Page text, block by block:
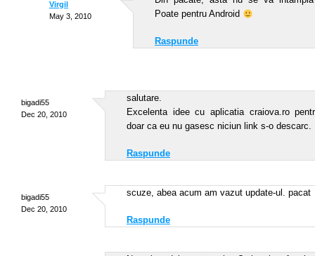
Virgil
May 3, 2010
Poate pentru Android
Raspunde
bigadi55
Dec 20, 2010
salutare.
Excelenta idee cu aplicatia craiova.ro
doar ca eu nu gasesc niciun link s-o descarc.
Raspunde
bigadi55
Dec 20, 2010
scuze, abea acum am vazut update-ul. pacat
Raspunde